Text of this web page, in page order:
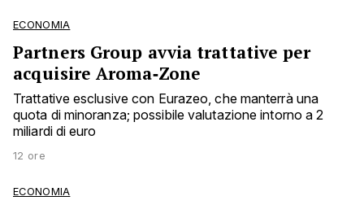
ECONOMIA
Partners Group avvia trattative per
acquisire Aroma‑Zone
Trattative esclusive con Eurazeo, che manterrà una
quota di minoranza; possibile valutazione intorno a 2
miliardi di euro
12 ore
ECONOMIA